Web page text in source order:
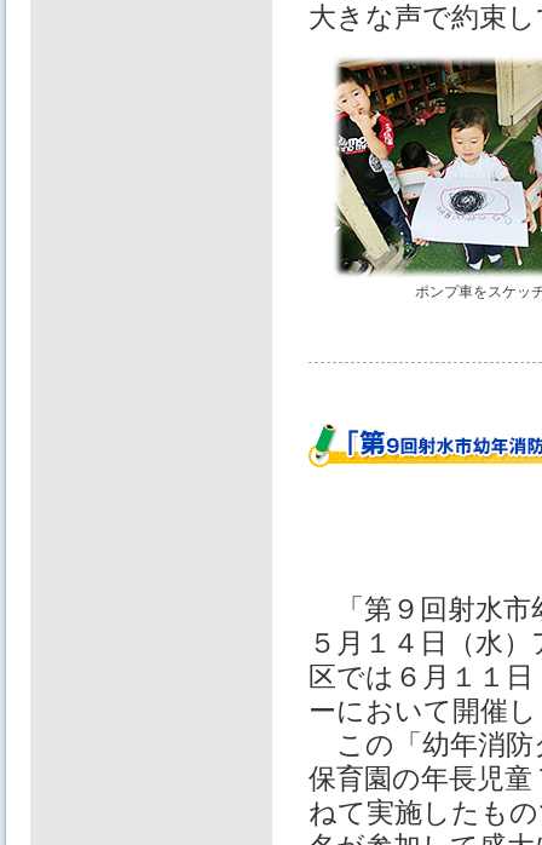
大きな声で約束
ポンプ車をスケッ
「第９回射水市
５月１４日（水
区では６月１１
ーにおいて開催
この「幼年消防
保育園の年長児
ねて実施したも